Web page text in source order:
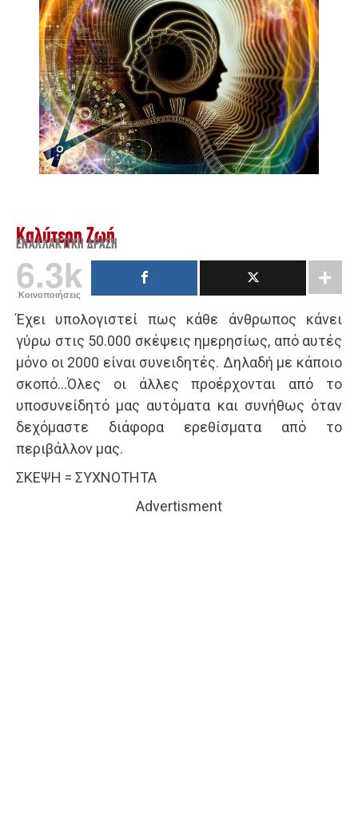
Καλύτερη Ζωή
ΕΝΑΛΛΑΚΤΙΚΉ ΔΡΆΣΗ
6.3k
Κοινοποιήσεις
Έχει υπολογιστεί πως κάθε άνθρωπος κάνει
γύρω στις 50.000 σκέψεις ημερησίως, από αυτές
μόνο οι 2000 είναι συνειδητές. Δηλαδή με κάποιο
σκοπό…Όλες οι άλλες προέρχονται από το
υποσυνείδητό μας αυτόματα και συνήθως όταν
δεχόμαστε διάφορα ερεθίσματα από το
περιβάλλον μας.
ΣΚΕΨΗ = ΣΥΧΝΟΤΗΤΑ
Advertisment